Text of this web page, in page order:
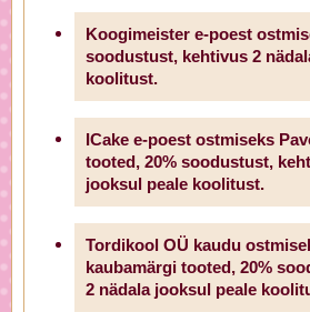
Koogimeister e-poest
soodustust, kehtivus 2
koolitust.
ICake e-poest ostmiseks
tooted, 20% soodustust,
jooksul peale koolitust.
Tordikool OÜ kaudu
kaubamärgi tooted, 20%
2 nädala jooksul peale